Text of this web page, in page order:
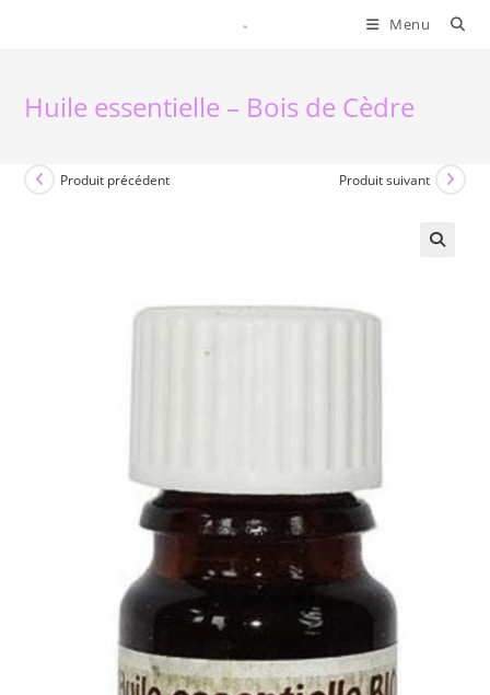
Menu
Huile essentielle – Bois de Cèdre
Produit précédent Produit suivant